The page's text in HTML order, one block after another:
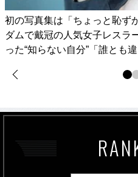
初の写真集は「ちょっと恥ず
ダムで戴冠の人気女子レスラ
った“知らない自分”「誰とも